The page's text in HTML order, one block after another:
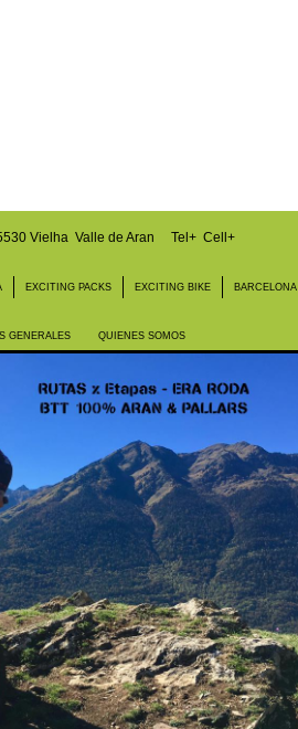
Vielha Valle de Aran Tel+ Cell+
EXCITING PACKS EXCITING BIKE BARCELONA
GENERALES QUIENES SOMOS